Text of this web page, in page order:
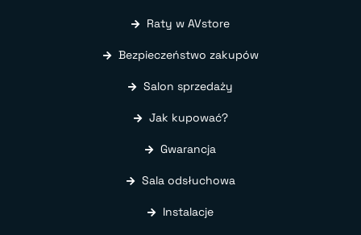
Raty w AVstore
Bezpieczeństwo zakupów
Salon sprzedaży
Jak kupować?
Gwarancja
Sala odsłuchowa
Instalacje